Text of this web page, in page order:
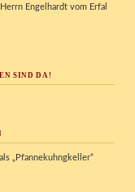
Engelhardt vom Erfal
SIND DA!
„Pfannekuhngkeller“